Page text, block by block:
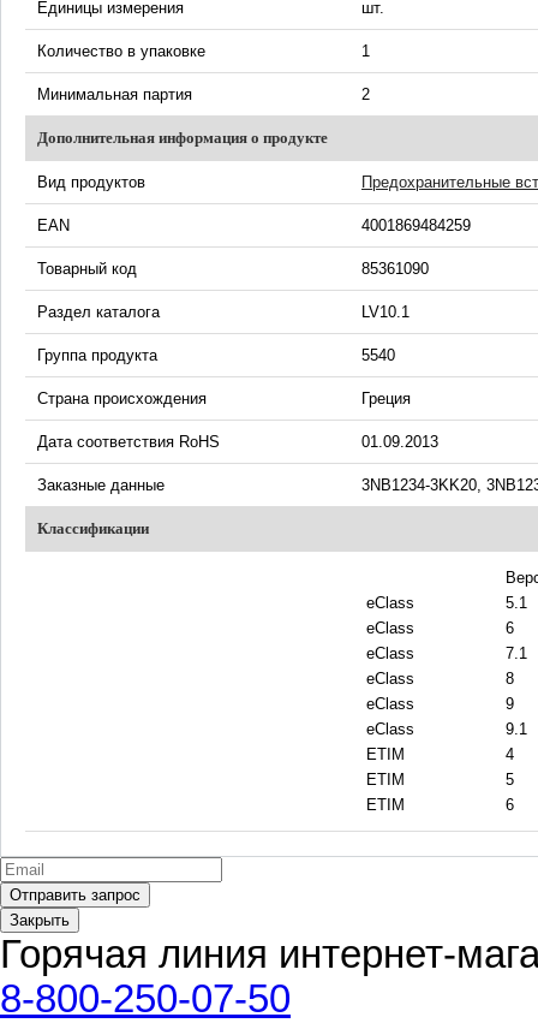
Единицы измерения шт.
Количество в упаковке 1
Минимальная партия 2
Дополнительная информация о продукте
Вид продуктов Предохранительные
EAN 4001869484259
Товарный код 85361090
Раздел каталога LV10.1
Группа продукта 5540
Страна происхождения Греция
Дата соответствия RoHS 01.09.2013
Заказные данные 3NB1234-3KK20,
Классификации
eClass
5.1
eClass
6
eClass
7.1
eClass
8
eClass
9
eClass
9.1
ETIM
4
ETIM
5
ETIM
6
Закрыть
Горячая линия интернет-
8-800-250-07-50